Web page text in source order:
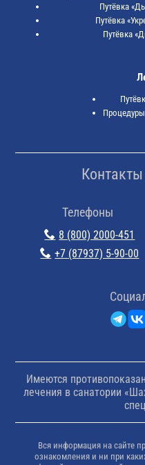
Путёвка
Путёвка
Путёвка
Телефоны
8 (800) 2000-451
+7 (87937) 5-90-00
Имеются
лечения в санатории
Вся информация на сайте
ознакомления и ни при